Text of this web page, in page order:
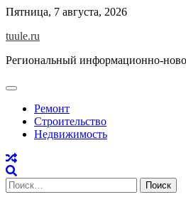
Skip
content
Пятница, 7 августа, 2026
tuule.ru
Региональный информационно-
Ремонт
Строительство
Недвижимость
Найти: